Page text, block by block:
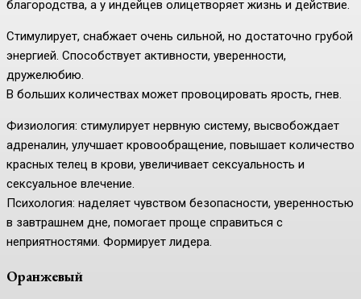
благородства, а у индейцев олицетворяет жизнь и действие.
Стимулирует, снабжает очень сильной, но достаточно грубой
энергией. Способствует активности, уверенности,
дружелюбию.
В больших количествах может провоцировать ярость, гнев.
Физиология: стимулирует нервную систему, высвобождает
адреналин, улучшает кровообращение, повышает количество
красных телец в крови, увеличивает сексуальность и
сексуальное влечение.
Психология: наделяет чувством безопасности, уверенностью
в завтрашнем дне, помогает проще справиться с
неприятностями. Формирует лидера.
Оранжевый